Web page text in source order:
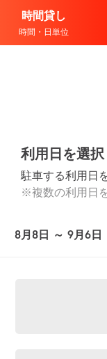
時間貸し
時間・日単位
利用日を選択
駐車する利用日
※複数の利用日
8月8日 ～ 9月6日